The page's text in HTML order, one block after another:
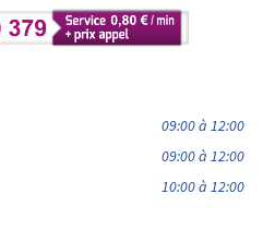
09:00 à 12:00
09:00 à 12:00
10:00 à 12:00